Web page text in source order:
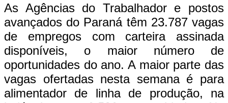
As Agências do Trabalhador e postos
avançados do Paraná têm 23.787 vagas
de empregos com carteira assinada
disponíveis, o maior número de
oportunidades do ano. A maior parte das
vagas ofertadas nesta semana é para
alimentador de linha de produção, na